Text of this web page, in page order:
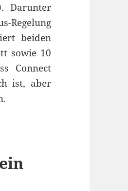
Darunter
Regelung
beiden
sowie 10
Connect
ist, aber